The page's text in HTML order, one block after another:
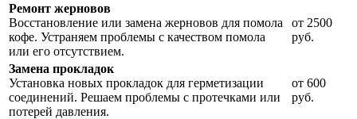
Ремонт жерновов
Восстановление или замена жерновов для помола
кофе. Устраняем проблемы с качеством помола
или его отсутствием.
от 2500
руб.
Замена прокладок
Установка новых прокладок для герметизации
соединений. Решаем проблемы с протечками или
потерей давления.
от 600
руб.